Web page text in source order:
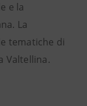
e la
La
tematiche di
Valtellina.